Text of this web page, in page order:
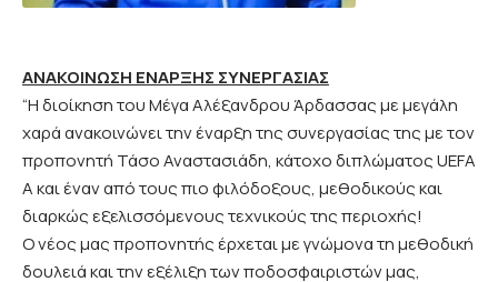
ΑΝΑΚΟΙΝΩΣΗ ΕΝΑΡΞΗΣ ΣΥΝΕΡΓΑΣΙΑΣ
“Η διοίκηση του Μέγα Αλέξανδρου Άρδασσας με μεγάλη
χαρά ανακοινώνει την έναρξη της συνεργασίας της με τον
προπονητή Τάσο Αναστασιάδη, κάτοχο διπλώματος UEFA
A και έναν από τους πιο φιλόδοξους, μεθοδικούς και
διαρκώς εξελισσόμενους τεχνικούς της περιοχής!
Ο νέος μας προπονητής έρχεται με γνώμονα τη μεθοδική
δουλειά και την εξέλιξη των ποδοσφαιριστών μας,